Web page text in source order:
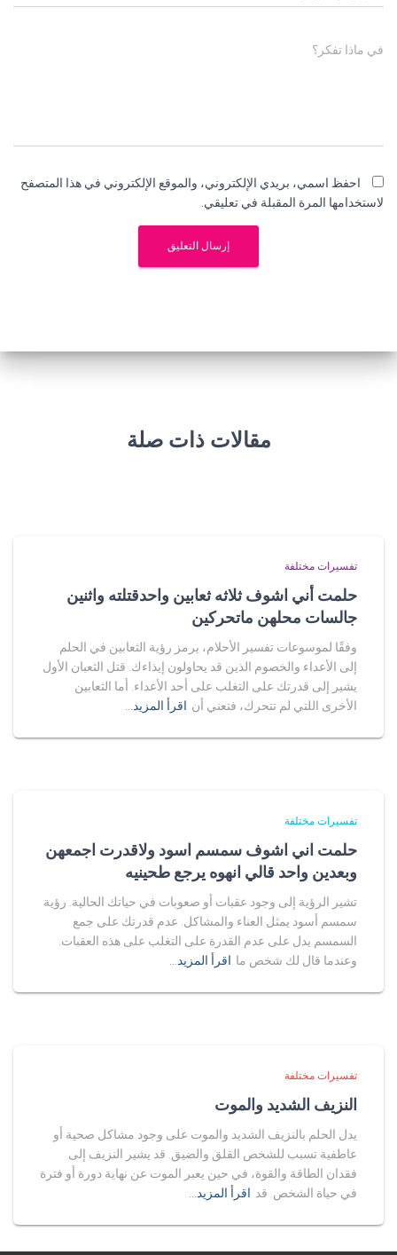
في ماذا تفكر؟
احفظ اسمي، بريدي الإلكتروني، والموقع الإلكتروني في هذا المتصفح
لاستخدامها المرة المقبلة في تعليقي.
مقالات ذات صلة
تفسيرات مختلفة
حلمت أني اشوف ثلاثه ثعابين واحدقتلته واثنين
جالسات محلهن ماتحركين
وفقًا لموسوعات تفسير الأحلام، يرمز رؤية الثعابين في الحلم
إلى الأعداء والخصوم الذين قد يحاولون إيذاءك. قتل الثعبان الأول
يشير إلى قدرتك على التغلب على أحد الأعداء. أما الثعابين
الأخرى اللتي لم تتحرك، فتعني أن اقرأ المزيد…
تفسيرات مختلفة
حلمت اني اشوف سمسم اسود ولاقدرت اجمعهن
وبعدين واحد قالي انهوه يرجع طحينيه
تشير الرؤية إلى وجود عقبات أو صعوبات في حياتك الحالية. رؤية
سمسم أسود يمثل العناء والمشاكل. عدم قدرتك على جمع
السمسم يدل على عدم القدرة على التغلب على هذه العقبات.
وعندما قال لك شخص ما اقرأ المزيد…
تفسيرات مختلفة
النزيف الشديد والموت
يدل الحلم بالنزيف الشديد والموت على وجود مشاكل صحية أو
عاطفية تسبب للشخص القلق والضيق. قد يشير النزيف إلى
فقدان الطاقة والقوة، في حين يعبر الموت عن نهاية دورة أو فترة
في حياة الشخص. قد اقرأ المزيد…